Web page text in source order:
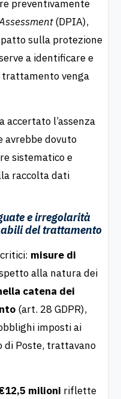
preventivamente
(DPIA),
sulla protezione
a identificare e
venga
accertato l’assenza
avrebbe dovuto
sistematico e
raccolta dati
e irregolarità
del trattamento
misure di
alla natura dei
catena dei
(art. 28 GDPR),
imposti ai
di Poste, trattavano
milioni riflette